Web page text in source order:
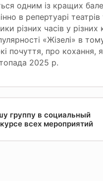
одним із кращих
в репертуарі
різних часів у
«Жізелі» в
почуття, про
2025 р.
группу в социальный
всех мероприятий